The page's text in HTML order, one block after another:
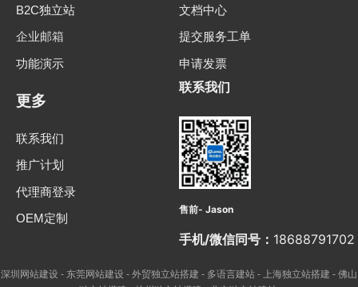
B2C独立站
企业邮箱
功能演示
文档中心
提交服务工单
申请发票
更多
联系我们
推广计划
代理商登录
OEM定制
联系我们
售前- Jason
手机/微信同号： 18688791702
深圳网站建设 - 东莞网站建设 - 外贸独立站搭建 - 多语言建站 - 上海独立站搭建 - 佛山